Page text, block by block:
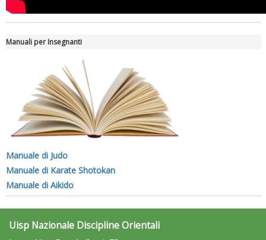
Manuali per Insegnanti
Manuale di Judo
Manuale di Karate Shotokan
Manuale di Aikido
Uisp Nazionale Discipline Orientali